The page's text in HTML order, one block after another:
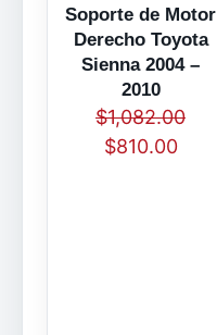
Soporte de Motor
Derecho Toyota
Sienna 2004 –
2010
$1,082.00
$810.00